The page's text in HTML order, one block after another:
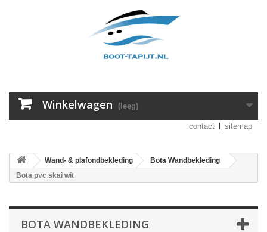
Winkelwagen (leeg)
contact sitemap
Wand- & plafondbekleding
Bota Wandbekleding
Bota pvc skai wit
BOTA WANDBEKLEDING